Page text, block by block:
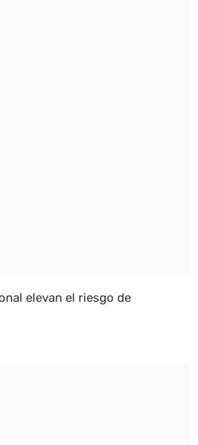
elevan el riesgo de